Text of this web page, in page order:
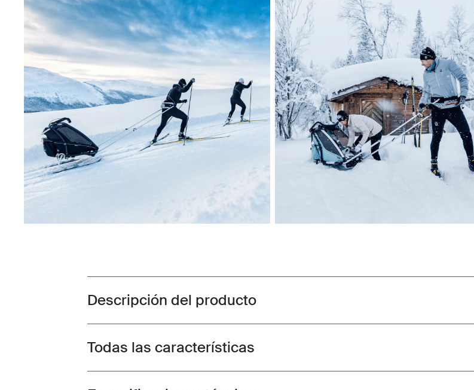
Toggle overview
Descripción del producto
Toggle features
Todas las características